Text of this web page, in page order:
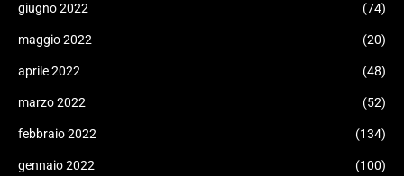
giugno 2022 (74)
maggio 2022 (20)
aprile 2022 (48)
marzo 2022 (52)
febbraio 2022 (134)
gennaio 2022 (100)